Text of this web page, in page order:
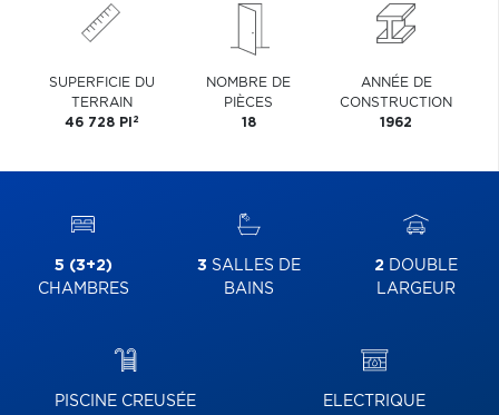
SUPERFICIE DU
TERRAIN
46 728 PI 2
NOMBRE DE
PIÈCES
18
ANNÉE DE
CONSTRUCTION
1962
5 (3+2)
CHAMBRES
3 SALLES DE
BAINS
2DOUBLE
LARGEUR
PISCINE CREUSÉE ELECTRIQUE